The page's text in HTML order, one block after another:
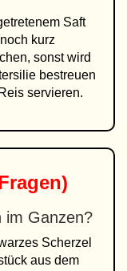
Saft
kurz
sonst wird
bestreuen
servieren.
im Ganzen?
Scherzel
aus dem